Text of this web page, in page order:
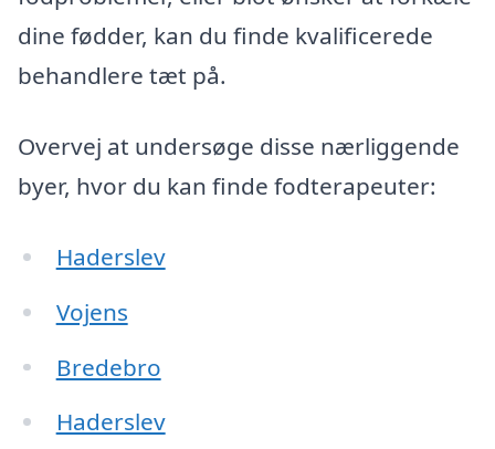
dine fødder, kan du finde kvalificerede
behandlere tæt på.
Overvej at undersøge disse nærliggende
byer, hvor du kan finde fodterapeuter:
Haderslev
Vojens
Bredebro
Haderslev